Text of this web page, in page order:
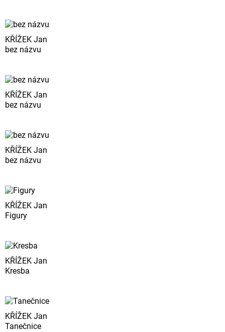
KŘÍŽEK Jan
bez názvu
KŘÍŽEK Jan
bez názvu
KŘÍŽEK Jan
bez názvu
KŘÍŽEK Jan
Figury
KŘÍŽEK Jan
Kresba
KŘÍŽEK Jan
Tanečnice